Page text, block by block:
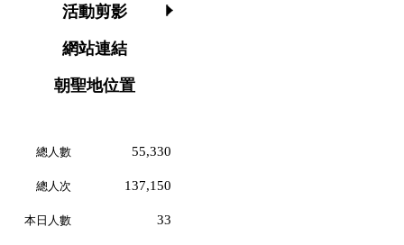
活動剪影
網站連結
朝聖地位置
總人數 55,330
總人次 137,150
本日人數 33